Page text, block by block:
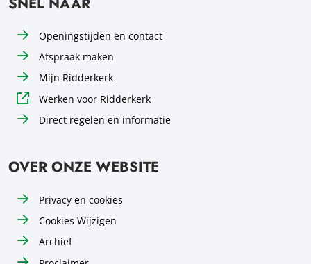
Openingstijden en contact
Afspraak maken
Mijn Ridderkerk
Werken voor Ridderkerk
Direct regelen en informatie
OVER ONZE WEBSITE
Privacy en cookies
Cookies Wijzigen
Archief